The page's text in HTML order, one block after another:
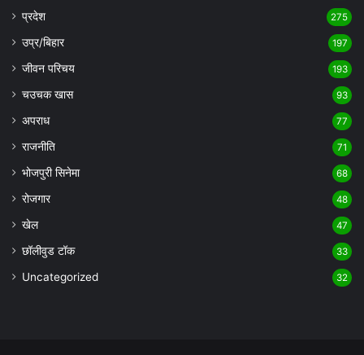
प्रदेश 275
उप्र/बिहार 197
जीवन परिचय 193
चउचक खास 93
अपराध 77
राजनीति 71
भोजपुरी सिनेमा 68
रोजगार 48
खेल 47
छॉलीवुड टॉक 33
Uncategorized 32